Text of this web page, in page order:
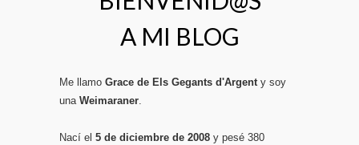
A MI BLOG
Me llamo Grace de Els Gegants d'Argenty soy
una Weimaraner.
Nací el 5 de diciembre de 2008 y pesé 380